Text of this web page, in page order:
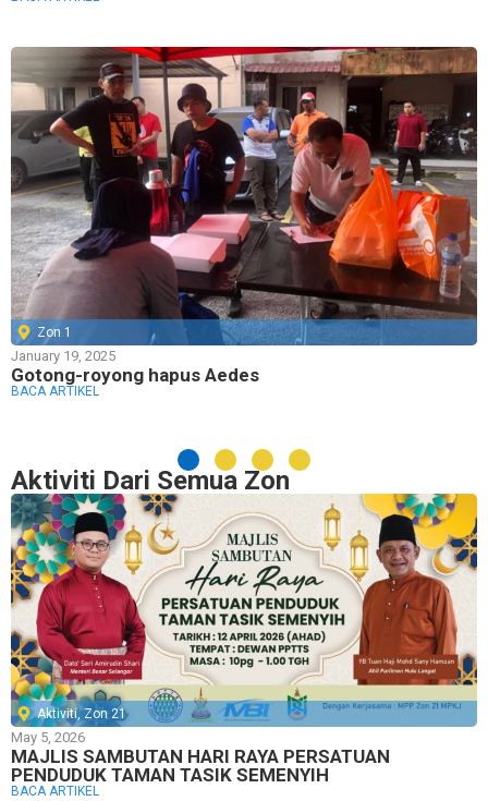
Zon 1
January 19, 2025
Gotong-royong hapus Aedes
BACA ARTIKEL
Aktiviti Dari Semua Zon
Aktiviti,Zon 21
May 5, 2026
MAJLIS SAMBUTAN HARI RAYA PERSATUAN
PENDUDUK TAMAN TASIK SEMENYIH
BACA ARTIKEL